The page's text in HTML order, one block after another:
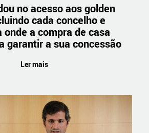
no acesso aos golden
cada concelho e
onde a compra de casa
garantir a sua concessão
Ler mais